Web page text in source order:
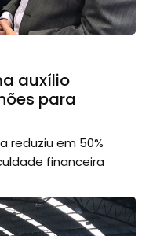
auxílio
para
reduziu em 50%
financeira